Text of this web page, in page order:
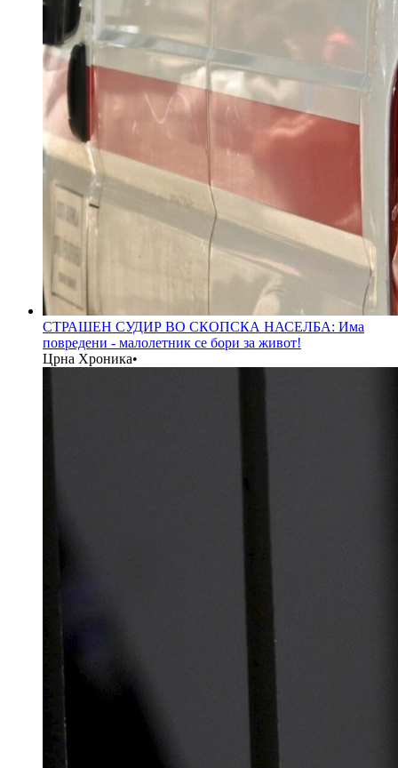
СТРАШЕН СУДИР ВО СКОПСКА НАСЕЛБА: Има
повредени - малолетник се бори за живот!
Црна Хроника•